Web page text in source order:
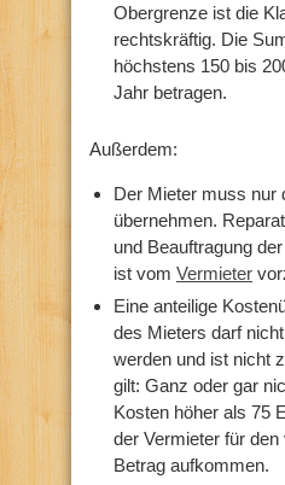
Obergrenze ist die
rechtskräftig. Die
höchstens 150 bis
Jahr betragen.
Außerdem:
Der Mieter muss nur
übernehmen.
und Beauftragung
ist vom Vermieter
Eine anteilige
des Mieters darf
werden und ist nicht
gilt: Ganz oder gar
Kosten höher als 75
der Vermieter für den
Betrag aufkommen.